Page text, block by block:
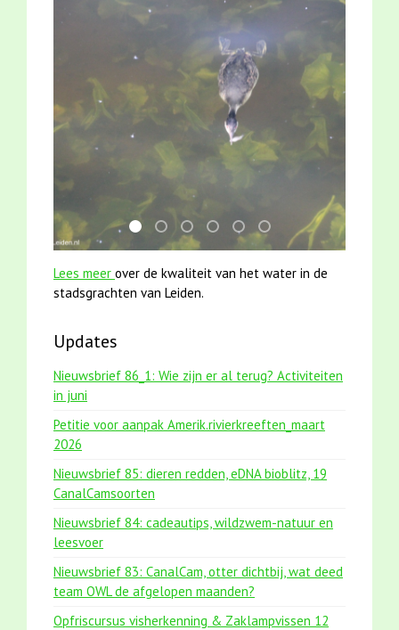
mei2021 watervogelmethode fuut met baars
karper met kattenklimtouw
jun2021 28 brasem en rietvoorns
smoelenboek fifi en karper
mei2021 1 snoekje elly
jun2021 zaklv 5
Lees meer over de kwaliteit van het water in de
stadsgrachten van Leiden.
Updates
Nieuwsbrief 86_1: Wie zijn er al terug? Activiteiten
in juni
Petitie voor aanpak Amerik.rivierkreeften_maart
2026
Nieuwsbrief 85: dieren redden, eDNA bioblitz, 19
CanalCamsoorten
Nieuwsbrief 84: cadeautips, wildzwem-natuur en
leesvoer
Nieuwsbrief 83: CanalCam, otter dichtbij, wat deed
team OWL de afgelopen maanden?
Opfriscursus visherkenning & Zaklampvissen 12